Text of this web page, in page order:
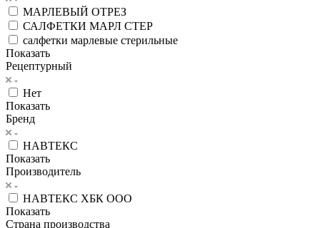
МАРЛЕВЫЙ ОТРЕЗ
САЛФЕТКИ МАРЛ СТЕР
салфетки марлевые стерильные
Показать
Рецептурный
Нет
Показать
Бренд
НАВТЕКС
Показать
Производитель
НАВТЕКС ХБК ООО
Показать
Страна производства